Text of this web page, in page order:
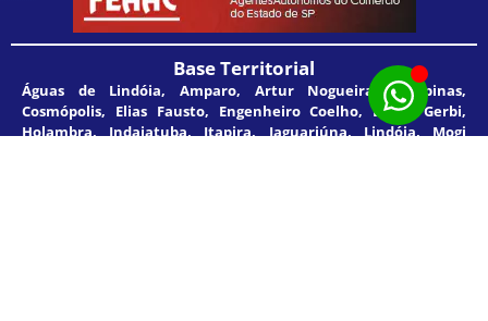
Base Territorial
Águas de Lindóia, Amparo, Artur Nogueira, Campinas,
Cosmópolis, Elias Fausto, Engenheiro Coelho, Estiva Gerbi,
Holambra, Indaiatuba, Itapira, Jaguariúna, Lindóia, Mogi